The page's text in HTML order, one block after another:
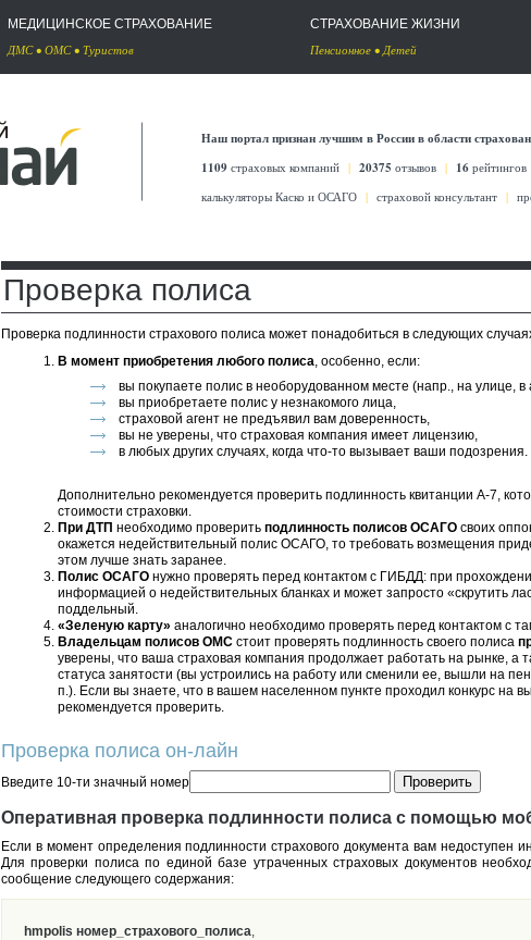
МЕДИЦИНСКОЕ СТРАХОВАНИЕ
ДМС• ОМС• Туристов
СТРАХОВАНИЕ ЖИЗНИ
Пенсионное •Детей
Наш портал признан лучшим в России в области
1109 страховых компаний | 20375 отзывов | 16 рейтингов
калькуляторы Каско и ОСАГО | страховой консультант |
Проверка полиса
Проверка подлинности страхового полиса может понадобиться в следующих
В момент приобретения любого полиса, особенно, если:
вы покупаете полис в необорудованном месте (напр., на улице, в
вы приобретаете полис у незнакомого лица,
страховой агент не предъявил вам доверенность,
вы не уверены, что страховая компания имеет лицензию,
в любых других случаях, когда что-то вызывает ваши подозрения.
Дополнительно рекомендуется проверить подлинность квитанции А-7,
стоимости страховки.
При ДТП необходимо проверить подлинность полисов ОСАГО своих
окажется недействительный полис ОСАГО, то требовать возмещения
этом лучше знать заранее.
Полис ОСАГО нужно проверять перед контактом с ГИБДД: при
информацией о недействительных бланках и может запросто «скрутить
поддельный.
«Зеленую карту» аналогично необходимо проверять перед контактом с
Владельцам полисов ОМС стоит проверять подлинность своего полиса
уверены, что ваша страховая компания продолжает работать на рынке, а
статуса занятости (вы устроились на работу или сменили ее, вышли на
п.). Если вы знаете, что в вашем населенном пункте проходил конкурс на
рекомендуется проверить.
Проверка полиса он-лайн
Введите 10-ти значный номер
Оперативная проверка подлинности полиса с помощью
Если в момент определения подлинности страхового документа вам недоступен
Для проверки полиса по единой базе утраченных страховых документов
сообщение следующего содержания:
hmpolis номер_страхового_полиса,